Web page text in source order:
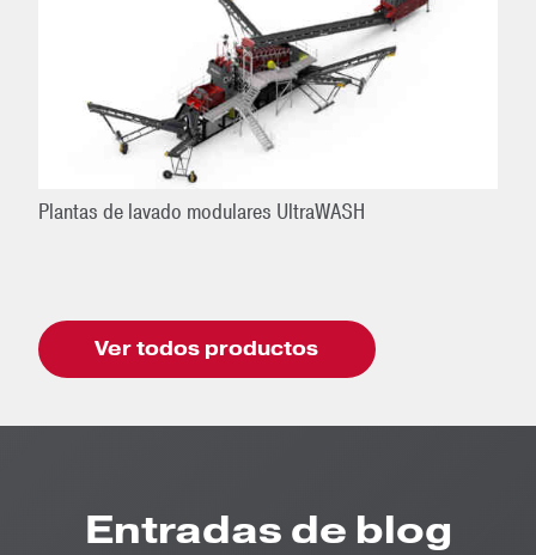
Plantas de lavado modulares UltraWASH
Ver todos productos
Entradas de blog